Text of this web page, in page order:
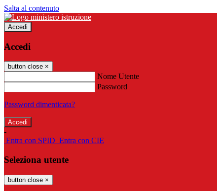
Salta al contenuto
Accedi
Accedi
button close ×
Nome Utente
Password
Password dimenticata?
-
Entra con SPID Entra con CIE
Seleziona utente
button close ×